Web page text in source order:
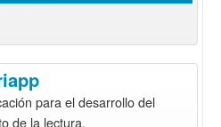
para el desarrollo del
de la lectura.